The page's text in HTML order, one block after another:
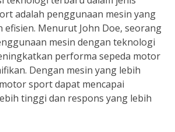
adalah penggunaan mesin yang
efisien. Menurut John Doe, seorang
mesin dengan teknologi
performa sepeda motor
Dengan mesin yang lebih
sport dapat mencapai
tinggi dan respons yang lebih